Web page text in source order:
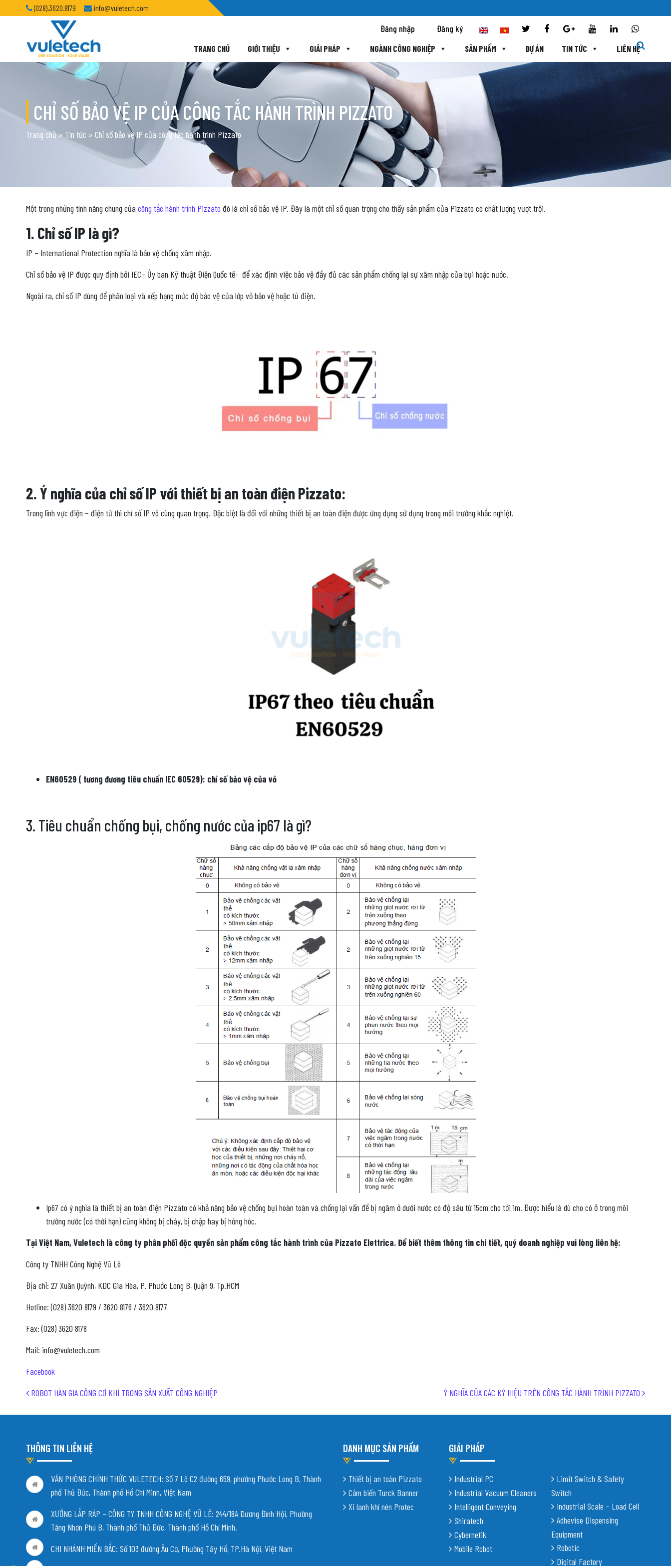
(028).3620.8179 info@vuletech.com
Đăng nhập Đăng ký
TRANG CHỦ GIỚI THIỆU GIẢI PHÁP NGÀNH CÔNG NGHIỆP SẢN PHẨM DỰ ÁN TIN TỨC LIÊN HỆ
CHỈ SỐ BẢO VỆ IP CỦA CÔNG TẮC HÀNH TRÌNH PIZZATO
Trang chủ» Tin tức » Chỉ số bảo vệ IP của công tắc hành trình Pizzato
Một trong những tính năng chung của công tắc hành trình Pizzato đó là chỉ số bảo vệ IP. Đây là một chỉ số quan trọng cho thấy sản phẩm của Pizzato có chất lượng vượt trội.
1. Chỉ số IP là gì?
IP – International Protection nghĩa là bảo vệ chống xâm nhập.
Chỉ số bảo vệ IP được quy định bởi IEC– Ủy ban Kỹ thuật Điện Quốc tế- để xác định việc bảo vệ đầy đủ các sản phẩm chống lại sự xâm nhập của bụi hoặc nước.
Ngoài ra, chỉ số IP dùng để phân loại và xếp hạng mức độ bảo vệ của lớp vỏ bảo vệ hoặc tủ điện.
2. Ý nghĩa của chỉ số IP với thiết bị an toàn điện Pizzato:
Trong lĩnh vực điện – điện tử thì chỉ số IP vô cùng quan trọng. Đặc biệt là đối với những thiết bị an toàn điện được ứng dụng sử dụng trong môi trường khắc nghiệt.
EN60529 ( tương đương tiêu chuẩn IEC 60529): chỉ số bảo vệ của vỏ
3. Tiêu chuẩn chống bụi, chống nước của ip67 là gì?
Ip67 có ý nghĩa là thiết bị an toàn điện Pizzato có khả năng bảo vệ chống bụi hoàn toàn và chống lại vấn đề bị ngâm ở dưới nước có độ sâu từ 15cm cho tới 1m. Được hiểu là dù cho có ở trong môi
trường nước (có thời hạn) cũng không bị cháy, bị chập hay bị hỏng hóc.
Tại Việt Nam, Vuletech là công ty phân phối độc quyền sản phẩm công tắc hành trình của Pizzato Elettrica. Để biết thêm thông tin chi tiết, quý doanh nghiệp vui lòng liên hệ:
Công ty TNHH Công Nghệ Vũ Lê
Địa chỉ: 27 Xuân Quỳnh, KDC Gia Hòa, P. Phước Long B, Quận 9, Tp.HCM
Hotline: (028) 3620 8179 / 3620 8176 / 3620 8177
Fax: (028) 3620 8178
Mail: info@vuletech.com
Facebook
Post navigation
ROBOT HÀN GIA CÔNG CƠ KHÍ TRONG SẢN XUẤT CÔNG NGHIỆP Ý NGHĨA CỦA CÁC KÝ HIỆU TRÊN CÔNG TẮC HÀNH TRÌNH PIZZATO
THÔNG TIN LIÊN HỆ
VĂN PHÒNG CHÍNH THỨC VULETECH: Số 7 Lô C2 đường 659, phường Phước Long B, Thành
phố Thủ Đức, Thành phố Hồ Chí Minh, Việt Nam
XƯỞNG LẮP RÁP – CÔNG TY TNHH CÔNG NGHỆ VŨ LÊ: 244/18A Dương Đình Hội, Phường
Tăng Nhơn Phú B, Thành phố Thủ Đức, Thành phố Hồ Chí Minh.
CHI NHÁNH MIỀN BẮC: Số 103 đường Âu Cơ, Phường Tây Hồ, TP.Hà Nội, Việt Nam
DANH MỤC SẢN PHẨM
Thiết bị an toàn Pizzato
Cảm biến Turck Banner
Xi lanh khí nén Protec
GIẢI PHÁP
Industrial PC
Industrial Vacuum Cleaners
Intelligent Conveying
Shiratech
Cybernetik
Mobile Robot
Limit Switch & Safety
Switch
Industrial Scale – Load Cell
Adhevise Dispensing
Equipment
Robotic
Digital Factory